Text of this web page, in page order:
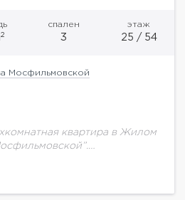
2
спален
3
этаж
25 / 54
Мосфильмовской
квартира в Жилом
м/м входит встоимость).